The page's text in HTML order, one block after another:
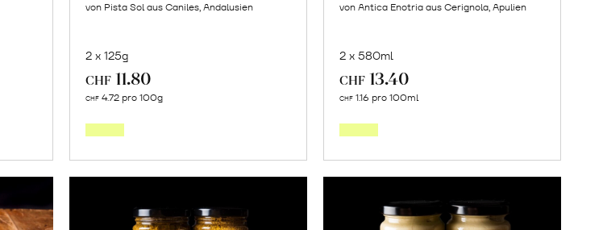
von Pista Sol aus Caniles, Andalusien
2 x 125g
CHF 11.80
CHF 4.72 pro 100g
von Antica Enotria aus Cerignola, Apulien
2 x 580ml
CHF 13.40
CHF 1.16 pro 100ml